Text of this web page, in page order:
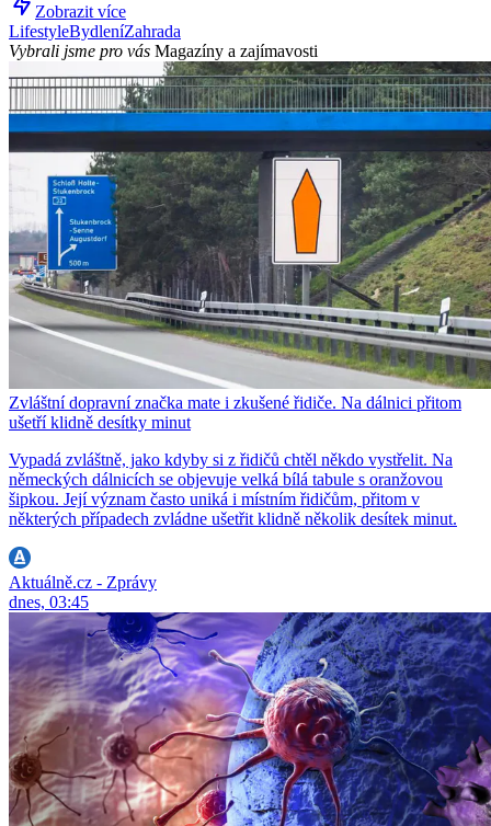
Zobrazit více
LifestyleBydleníZahrada
Vybrali jsme pro vás Magazíny a zajímavosti
Zvláštní dopravní značka mate i zkušené řidiče. Na dálnici přitom
ušetří klidně desítky minut
Vypadá zvláštně, jako kdyby si z řidičů chtěl někdo vystřelit. Na
německých dálnicích se objevuje velká bílá tabule s oranžovou
šipkou. Její význam často uniká i místním řidičům, přitom v
některých případech zvládne ušetřit klidně několik desítek minut.
Aktuálně.cz - Zprávy
dnes, 03:45